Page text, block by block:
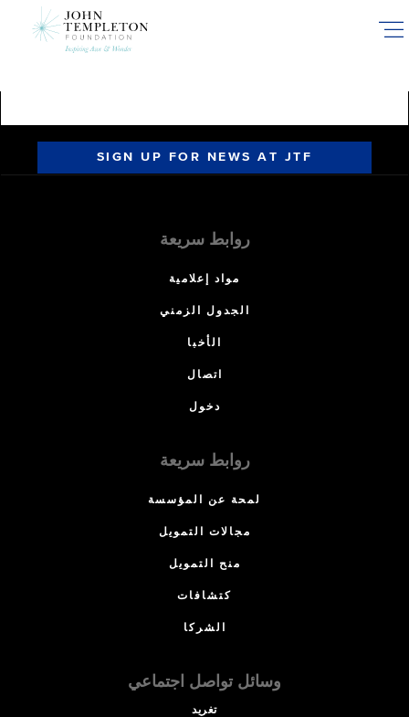
SIGN UP FOR NEWS AT JTF
روابط سريعة
مواد إعلامية
الجدول الزمني
الأخبا
اتصال
دخول
روابط سريعة
لمحة عن المؤسسة
مجالات التمويل
منح التمويل
كتشافات
الشركا
وسائل تواصل اجتماعي
تغريد